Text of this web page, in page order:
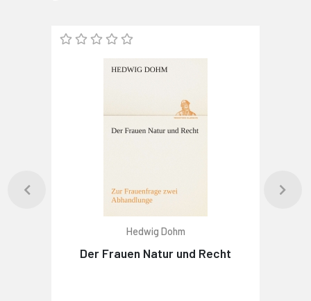
Hedwig Dohm
Der Frauen Natur und Recht